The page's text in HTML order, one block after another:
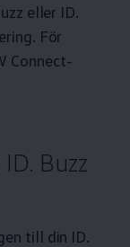
eller ID.
För
Connect-
Buzz
till din ID.